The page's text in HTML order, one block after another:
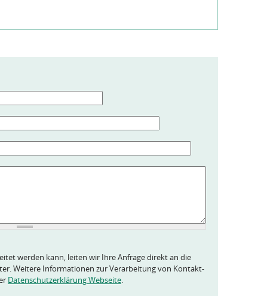
werden kann, leiten wir Ihre Anfrage direkt an die
Weitere Informationen zur Verarbeitung von Kontakt-
Datenschutzerklärung Webseite.